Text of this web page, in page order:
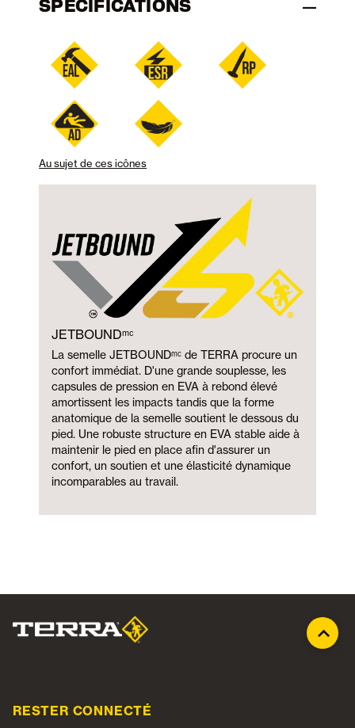
SPÉCIFICATIONS
Au sujet de ces icônes
JETBOUNDᵐᶜ
La semelle JETBOUNDᵐᶜ de TERRA procure un
confort immédiat. D'une grande souplesse, les
capsules de pression en EVA à rebond élevé
amortissent les impacts tandis que la forme
anatomique de la semelle soutient le dessous du
pied. Une robuste structure en EVA stable aide à
maintenir le pied en place afin d'assurer un
confort, un soutien et une élasticité dynamique
incomparables au travail.
RESTER CONNECTÉ